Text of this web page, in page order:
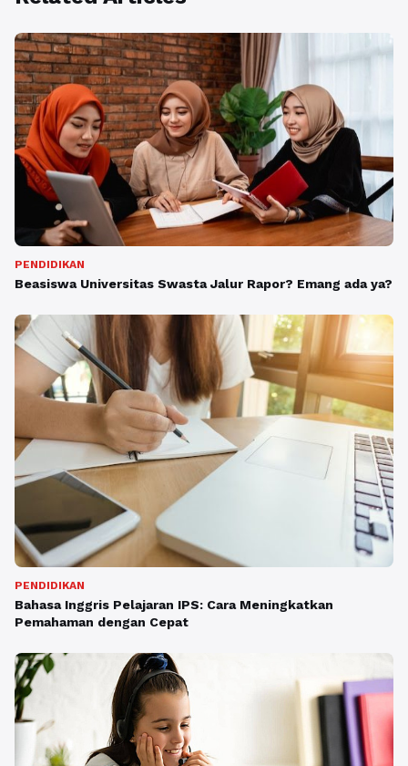
PENDIDIKAN
Beasiswa Universitas Swasta Jalur Rapor? Emang ada ya?
PENDIDIKAN
Bahasa Inggris Pelajaran IPS: Cara Meningkatkan
Pemahaman dengan Cepat